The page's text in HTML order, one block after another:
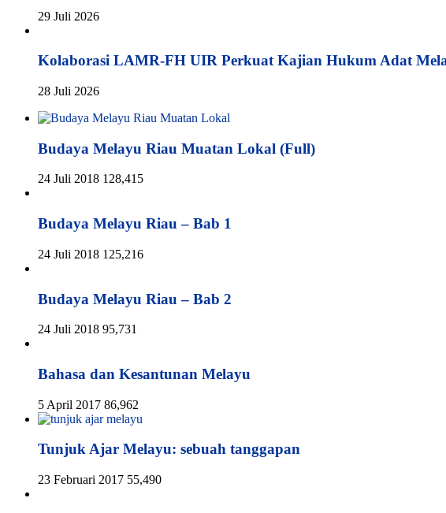
29 Juli 2026
Kolaborasi LAMR-FH UIR Perkuat Kajian Hukum Adat
28 Juli 2026
Budaya Melayu Riau Muatan Lokal (Full)
24 Juli 2018 128,415
Budaya Melayu Riau – Bab 1
24 Juli 2018 125,216
Budaya Melayu Riau – Bab 2
24 Juli 2018 95,731
Bahasa dan Kesantunan Melayu
5 April 2017 86,962
Tunjuk Ajar Melayu: sebuah tanggapan
23 Februari 2017 55,490